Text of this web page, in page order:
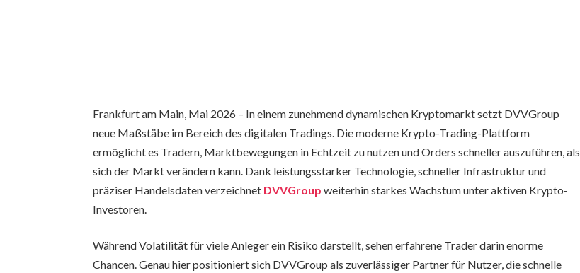
Frankfurt am Main, Mai 2026 – In einem zunehmend dynamischen Kryptomarkt setzt DVVGroup
neue Maßstäbe im Bereich des digitalen Tradings. Die moderne Krypto-Trading-Plattform
ermöglicht es Tradern, Marktbewegungen in Echtzeit zu nutzen und Orders schneller auszuführen, als
sich der Markt verändern kann. Dank leistungsstarker Technologie, schneller Infrastruktur und
präziser Handelsdaten verzeichnet DVVGroup weiterhin starkes Wachstum unter aktiven Krypto-
Investoren.
Während Volatilität für viele Anleger ein Risiko darstellt, sehen erfahrene Trader darin enorme
Chancen. Genau hier positioniert sich DVVGroup als zuverlässiger Partner für Nutzer, die schnelle